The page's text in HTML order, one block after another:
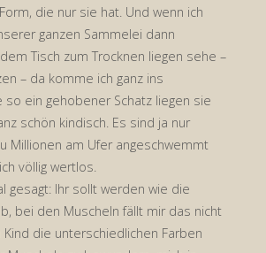
die nur sie hat. Und wenn ich
ganzen Sammelei dann
Tisch zum Trocknen liegen sehe –
– da komme ich ganz ins
so ein gehobener Schatz liegen sie
schön kindisch. Es sind ja nur
Millionen am Ufer angeschwemmt
völlig wertlos.
gesagt: Ihr sollt werden wie die
bei den Muscheln fällt mir das nicht
Kind die unterschiedlichen Farben